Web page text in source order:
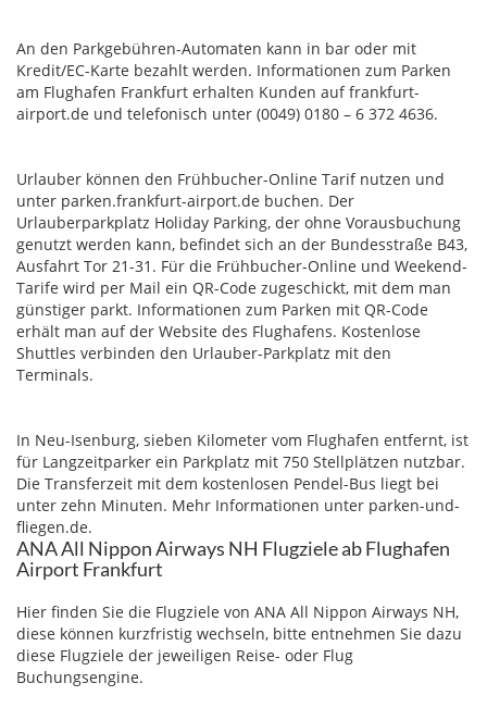
An den Parkgebühren-Automaten kann in bar oder mit
Kredit/EC-Karte bezahlt werden. Informationen zum Parken
am Flughafen Frankfurt erhalten Kunden auf frankfurt-
airport.de und telefonisch unter (0049) 0180 – 6 372 4636.
Urlauber können den Frühbucher-Online Tarif nutzen und
unter parken.frankfurt-airport.de buchen. Der
Urlauberparkplatz Holiday Parking, der ohne Vorausbuchung
genutzt werden kann, befindet sich an der Bundesstraße B43,
Ausfahrt Tor 21-31. Für die Frühbucher-Online und Weekend-
Tarife wird per Mail ein QR-Code zugeschickt, mit dem man
günstiger parkt. Informationen zum Parken mit QR-Code
erhält man auf der Website des Flughafens. Kostenlose
Shuttles verbinden den Urlauber-Parkplatz mit den
Terminals.
In Neu-Isenburg, sieben Kilometer vom Flughafen entfernt, ist
für Langzeitparker ein Parkplatz mit 750 Stellplätzen nutzbar.
Die Transferzeit mit dem kostenlosen Pendel-Bus liegt bei
unter zehn Minuten. Mehr Informationen unter parken-und-
fliegen.de.
ANA All Nippon Airways NH Flugziele ab Flughafen
Airport Frankfurt
Hier finden Sie die Flugziele von ANA All Nippon Airways NH,
diese können kurzfristig wechseln, bitte entnehmen Sie dazu
diese Flugziele der jeweiligen Reise- oder Flug
Buchungsengine.